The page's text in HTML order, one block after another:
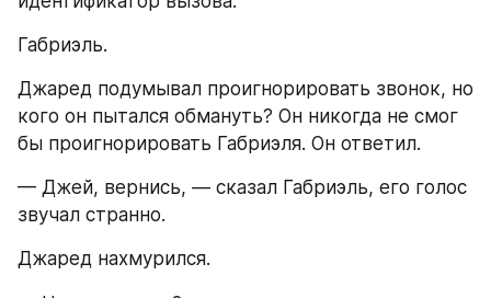
Габриэль.
Джаред подумывал проигнорировать звонок, но
кого он пытался обмануть? Он никогда не смог
бы проигнорировать Габриэля. Он ответил.
— Джей, вернись, — сказал Габриэль, его голос
звучал странно.
Джаред нахмурился.